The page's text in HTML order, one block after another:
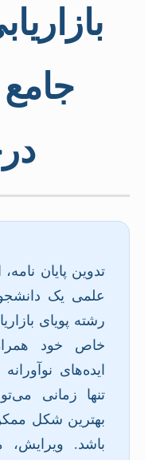
تدوین پایان
علمی یک
رشته پویای
خاص خود
ایده‌های
تنها زمانی
بهترین شکل
باشد.